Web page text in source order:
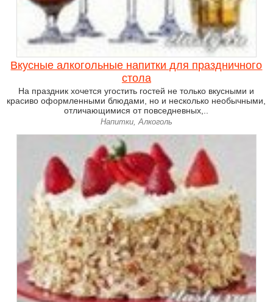
Вкусные алкогольные напитки для праздничного
стола
На праздник хочется угостить гостей не только вкусными и
красиво оформленными блюдами, но и несколько необычными,
отличающимися от повседневных,..
Напитки, Алкоголь